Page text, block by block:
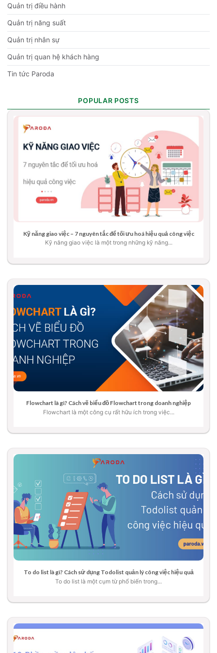
Quản trị điều hành
Quản trị năng suất
Quản trị nhân sự
Quản trị quan hệ khách hàng
Tin tức Paroda
POPULAR POSTS
Kỹ năng giao việc – 7 nguyên tắc để tối ưu hoá hiệu quả công việc
Kỹ năng giao việc là một trong những kỹ năng...
Flowchart là gì? Cách vẽ biểu đồ Flowchart trong doanh nghiệp
Flowchart là một công cụ rất hữu ích trong việc...
To do list là gì? Cách sử dụng Todolist quản lý công việc hiệu quả
To do list là một cụm từ phổ biến trong...